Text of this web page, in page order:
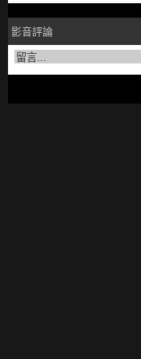
影音評論